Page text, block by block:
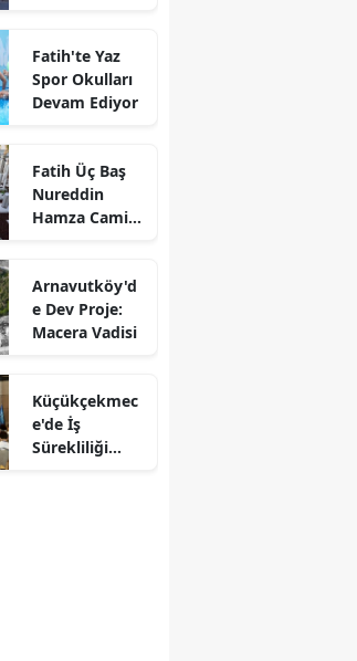
Fatih'te Yaz
Spor Okulları
Devam Ediyor
Fatih Üç Baş
Nureddin
Hamza Camii
Arnavutköy'd
e Dev Proje:
Macera Vadisi
Küçükçekmec
e'de İş
Sürekliliği